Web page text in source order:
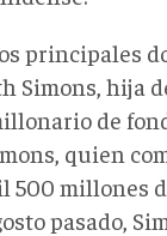
principales
Simons, hija
de
quien
500 millones
pasado,